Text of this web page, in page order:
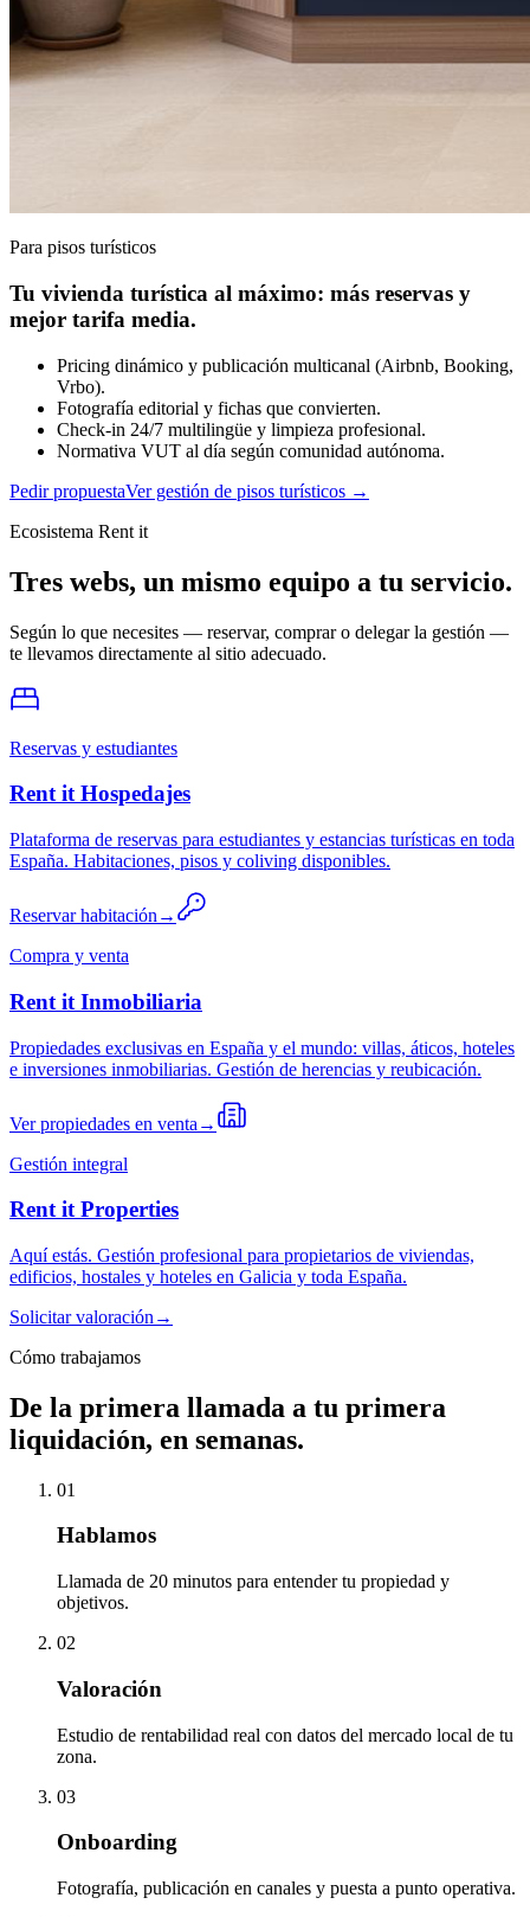
Para pisos turísticos
Tu vivienda turística al máximo: más reservas y
mejor tarifa media.
Pricing dinámico y publicación multicanal (Airbnb, Booking,
Vrbo).
Fotografía editorial y fichas que convierten.
Check-in 24/7 multilingüe y limpieza profesional.
Normativa VUT al día según comunidad autónoma.
Pedir propuestaVer gestión de pisos turísticos →
Ecosistema Rent it
Tres webs, un mismo equipo a tu servicio.
Según lo que necesites — reservar, comprar o delegar la gestión —
te llevamos directamente al sitio adecuado.
Reservas y estudiantes
Rent it Hospedajes
Plataforma de reservas para estudiantes y estancias turísticas en toda
España. Habitaciones, pisos y coliving disponibles.
Reservar habitación →
Compra y venta
Rent it Inmobiliaria
Propiedades exclusivas en España y el mundo: villas, áticos, hoteles
e inversiones inmobiliarias. Gestión de herencias y reubicación.
Ver propiedades en venta →
Gestión integral
Rent it Properties
Aquí estás. Gestión profesional para propietarios de viviendas,
edificios, hostales y hoteles en Galicia y toda España.
Solicitar valoración →
Cómo trabajamos
De la primera llamada a tu primera
liquidación, en semanas.
01
Hablamos
Llamada de 20 minutos para entender tu propiedad y
objetivos.
02
Valoración
Estudio de rentabilidad real con datos del mercado local de tu
zona.
03
Onboarding
Fotografía, publicación en canales y puesta a punto operativa.